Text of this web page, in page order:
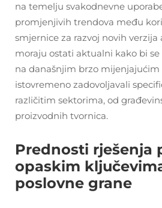
na temelju svakodnevne
promjenjivih trendova među
smjernice za razvoj novih verzija
moraju ostati aktualni kako bi
na današnjim brzo mijenjajućim
istovremeno zadovoljavali
različitim sektorima, od
proizvodnih tvornica.
Prednosti rješenja
opaskim
poslovne grane